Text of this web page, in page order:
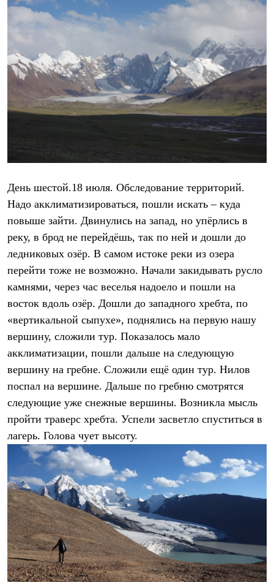
День шестой.18 июля. Обследование территорий.
Надо акклиматизироваться, пошли искать – куда
повыше зайти. Двинулись на запад, но упёрлись в
реку, в брод не перейдёшь, так по ней и дошли до
ледниковых озёр. В самом истоке реки из озера
перейти тоже не возможно. Начали закидывать русло
камнями, через час веселья надоело и пошли на
восток вдоль озёр. Дошли до западного хребта, по
«вертикальной сыпухе», поднялись на первую нашу
вершину, сложили тур. Показалось мало
акклиматизации, пошли дальше на следующую
вершину на гребне. Сложили ещё один тур. Нилов
поспал на вершине. Дальше по гребню смотрятся
следующие уже снежные вершины. Возникла мысль
пройти траверс хребта. Успели засветло спуститься в
лагерь. Голова чует высоту.